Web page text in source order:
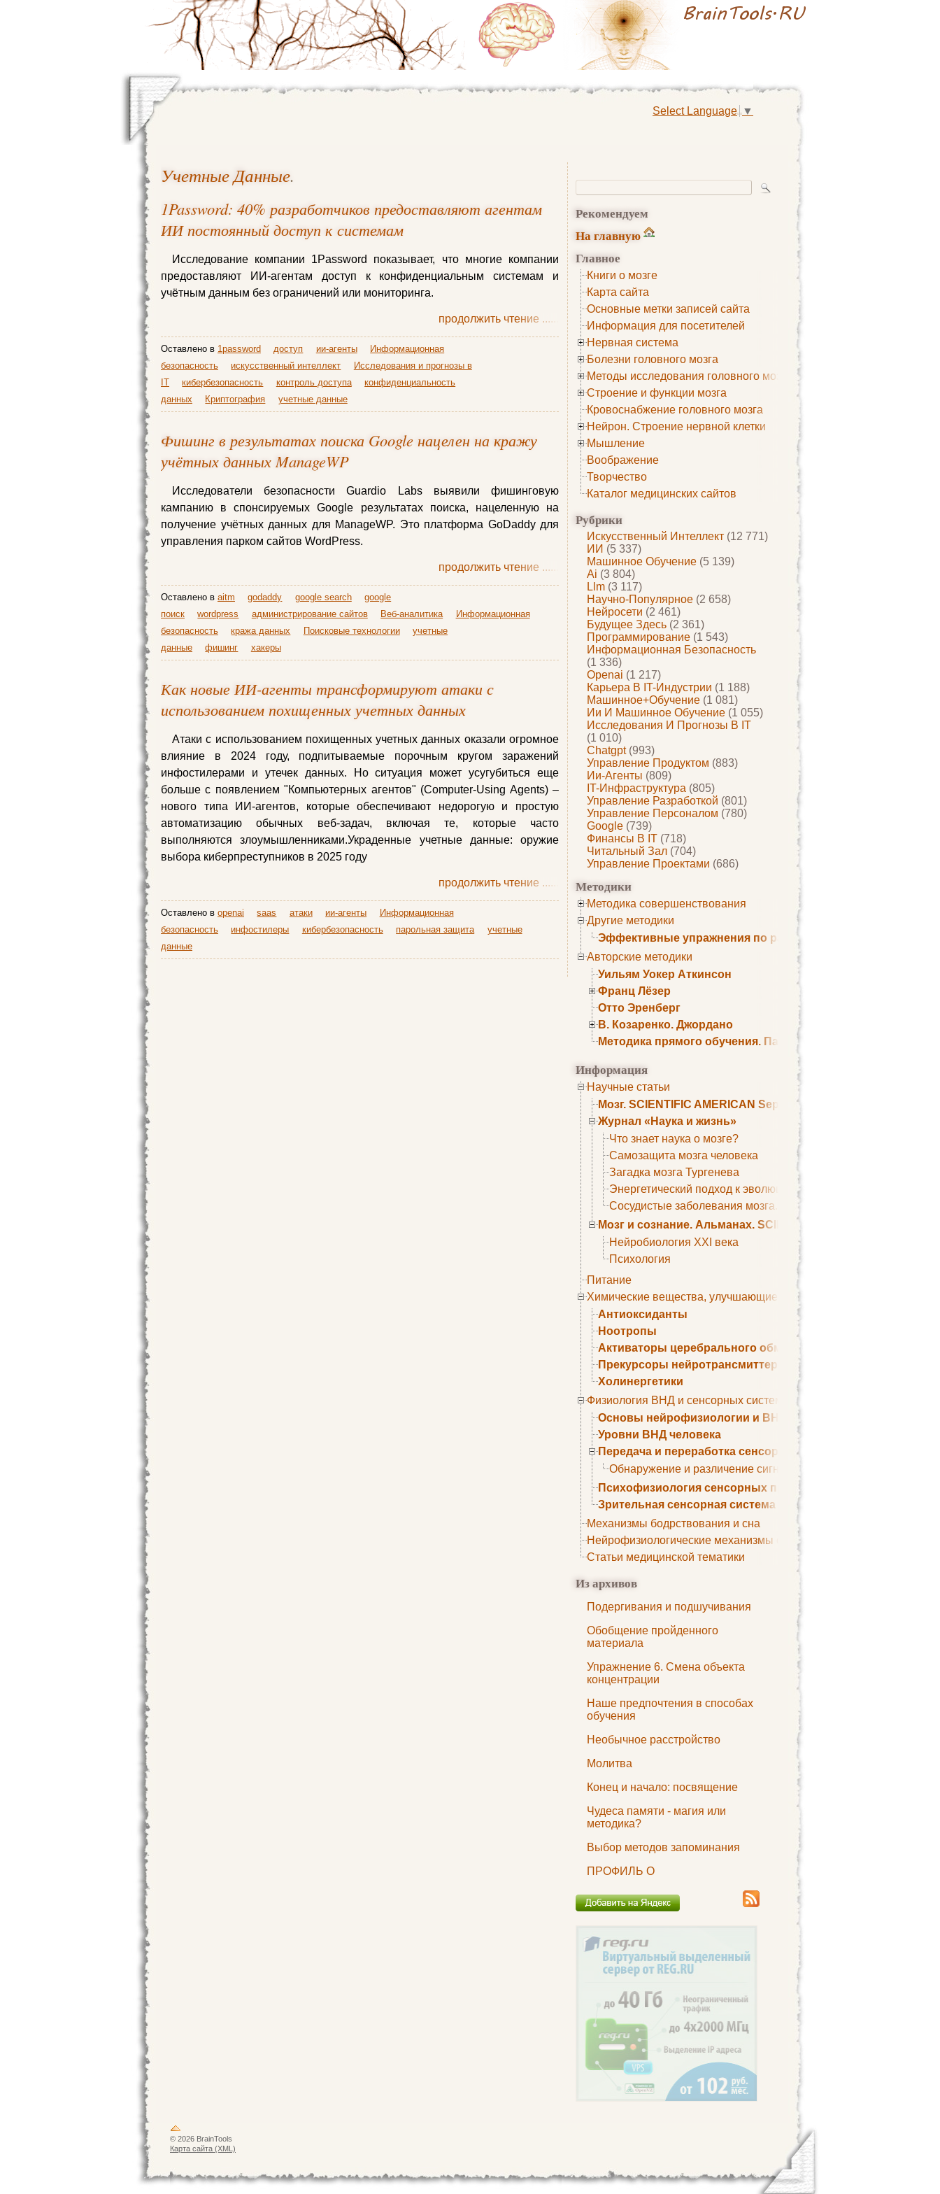
Select Language ▼
Рекомендуем
На главную
Главное
Книги о мозге
Карта сайта
Основные метки записей сайта
Информация для посетителей
Нервная система
Болезни головного мозга
Методы исследования головного мозга
Строение и функции мозга
Кровоснабжение головного мозга
Нейрон. Строение нервной клетки
Мышление
Воображение
Творчество
Каталог медицинских сайтов
Рубрики
Искусственный Интеллект (12 771)
ИИ (5 337)
Машинное Обучение (5 139)
Ai (3 804)
Llm (3 117)
Научно-Популярное (2 658)
Нейросети (2 461)
Будущее Здесь (2 361)
Программирование (1 543)
Информационная Безопасность
(1 336)
Openai (1 217)
Карьера В IT-Индустрии (1 188)
Машинное+обучение (1 081)
Ии И Машинное Обучение (1 055)
Исследования И Прогнозы В IT
(1 010)
Chatgpt(993)
Управление Продуктом (883)
Ии-Агенты (809)
IT-Инфраструктура (805)
Управление Разработкой (801)
Управление Персоналом (780)
Google (739)
Финансы В IT (718)
Читальный Зал (704)
Управление Проектами (686)
Методики
Методика совершенствования
Другие методики
Эффективные упражнения по развитию памяти
Авторские методики
Уильям Уокер Аткинсон
Франц Лёзер
Отто Эренберг
В. Козаренко. Джордано
Методика прямого обучения. Пауль Шелли
Информация
Научные статьи
Мозг. SCIENTIFIC AMERICAN September 1979
Журнал «Наука и жизнь»
Что знает наука о мозге?
Самозащита мозга человека
Загадка мозга Тургенева
Энергетический подход к эволюции мозга
Сосудистые заболевания мозга. Все может начаться с
Мозг и сознание. Альманах. SCIENTIFIC AMERICAN
Нейробиология XXI века
Психология
Питание
Химические вещества, улучшающие умственные способности
Антиоксиданты
Ноотропы
Активаторы церебрального обмена веществ
Прекурсоры нейротрансмиттеров
Холинергетики
Физиология ВНД и сенсорных систем
Основы нейрофизиологии и ВНД
Уровни ВНД человека
Передача и переработка сенсорных сигналов
Обнаружение и различение сигналов. Сенсорная рецепция
Психофизиология сенсорных процессов
Зрительная сенсорная система
Механизмы бодрствования и сна
Нейрофизиологические механизмы сна
Статьи медицинской тематики
Из архивов
Подергивания и подшучивания
Обобщение пройденного
материала
Упражнение 6. Смена объекта
концентрации
Наше предпочтения в способах
обучения
Необычное расстройство
Молитва
Конец и начало: посвящение
Чудеса памяти - магия или
методика?
Выбор методов запоминания
ПРОФИЛЬ О
Учетные Данные.
1Password: 40% разработчиков предоставляют агентам
ИИ постоянный доступ к системам
Исследование компании 1Password показывает, что многие компании
предоставляют ИИ‑агентам доступ к конфиденциальным системам и
учётным данным без ограничений или мониторинга.
продолжить чтение ......
Оставлено в 1password доступ ии-агенты
Информационная
безопасность
искусственный интеллект
Исследования и прогнозы в
IT
кибербезопасность контроль доступа
конфиденциальность
данных
Криптография учетные данные
Фишинг в результатах поиска Google нацелен на кражу
учётных данных ManageWP
Исследователи безопасности Guardio Labs выявили фишинговую
кампанию в спонсируемых Google результатах поиска, нацеленную на
получение учётных данных для ManageWP. Это платформа GoDaddy для
управления парком сайтов WordPress.
продолжить чтение ......
Оставлено в aitm godaddy google search
google
поиск
wordpress администрирование сайтов Веб-аналитика
Информационная
безопасность
кража данных Поисковые технологии
учетные
данные
фишинг хакеры
Как новые ИИ-агенты трансформируют атаки с
использованием похищенных учетных данных
Атаки с использованием похищенных учетных данных оказали огромное
влияние в 2024 году, подпитываемые порочным кругом заражений
инфостилерами и утечек данных. Но ситуация может усугубиться еще
больше с появлением "Компьютерных агентов" (Computer-Using Agents) –
нового типа ИИ-агентов, которые обеспечивают недорогую и простую
автоматизацию обычных веб-задач, включая те, которые часто
выполняются злоумышленниками.Украденные учетные данные: оружие
выбора киберпреступников в 2025 году
продолжить чтение ......
Оставлено в openai saas атаки ии-агенты
Информационная
безопасность
инфостилеры кибербезопасность парольная защита
учетные
данные
© 2026 BrainTools
Карта сайта (XML)